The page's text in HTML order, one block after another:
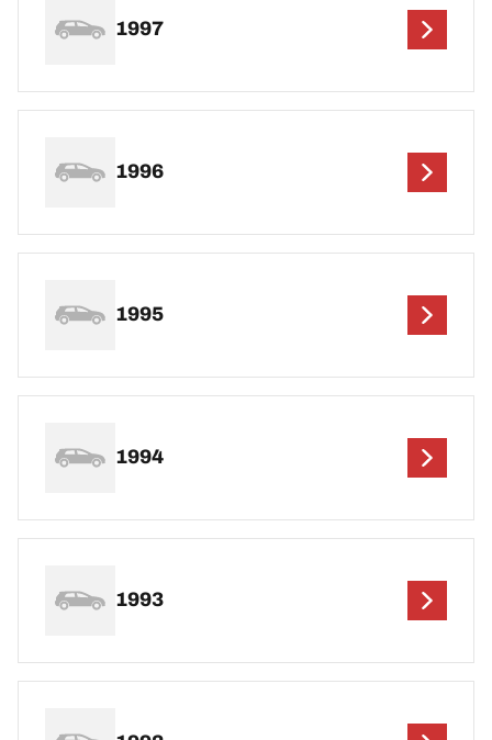
1997
1996
1995
1994
1993